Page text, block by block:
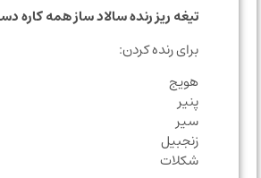
تیغه ریز رنده سالاد ساز همه کاره دستی
برای رنده کردن:
زنجبیل
شکلات